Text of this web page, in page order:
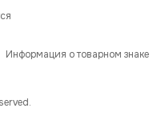
Информация о товарном знаке